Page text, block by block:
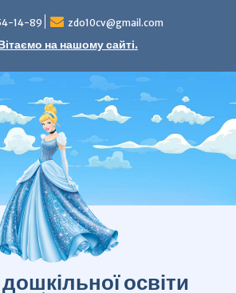
14-89 zdo10cv@gmail.com
на нашому сайті.
освіти